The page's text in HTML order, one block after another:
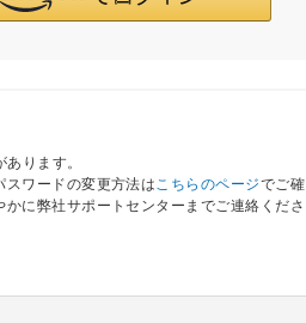
ります。
ワードの変更方法はこちらのページでご確
に弊社サポートセンターまでご連絡くださ